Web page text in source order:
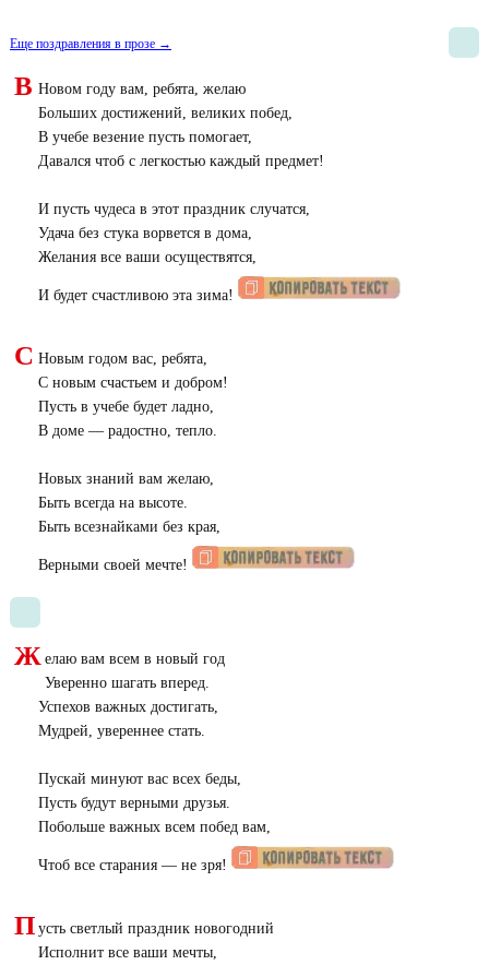
Еще поздравления в прозе →
В Новом году вам, ребята, желаю
Больших достижений, великих побед,
В учебе везение пусть помогает,
Давался чтоб с легкостью каждый предмет!
И пусть чудеса в этот праздник случатся,
Удача без стука ворвется в дома,
Желания все ваши осуществятся,
И будет счастливою эта зима!
С Новым годом вас, ребята,
С новым счастьем и добром!
Пусть в учебе будет ладно,
В доме — радостно, тепло.
Новых знаний вам желаю,
Быть всегда на высоте.
Быть всезнайками без края,
Верными своей мечте!
Ж елаю вам всем в новый год
Уверенно шагать вперед.
Успехов важных достигать,
Мудрей, увереннее стать.
Пускай минуют вас всех беды,
Пусть будут верными друзья.
Побольше важных всем побед вам,
Чтоб все старания — не зря!
П усть светлый праздник новогодний
Исполнит все ваши мечты,